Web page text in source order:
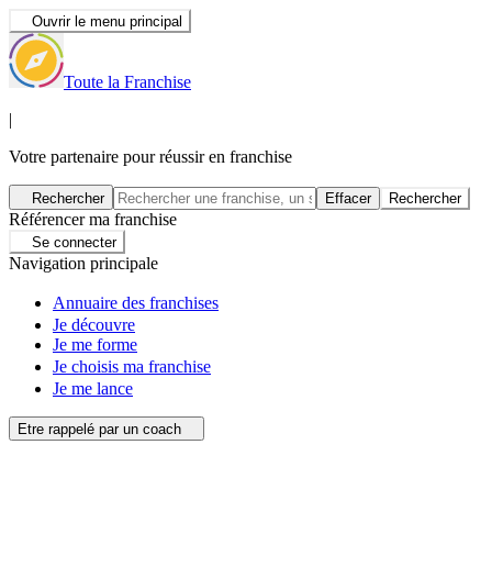
Ouvrir le menu principal
Toute la Franchise
|
Votre partenaire pour réussir en franchise
Rechercher Effacer Rechercher
Référencer ma franchise
Se connecter
Navigation principale
Annuaire des franchises
Je découvre
Je me forme
Je choisis ma franchise
Je me lance
Etre rappelé par un coach